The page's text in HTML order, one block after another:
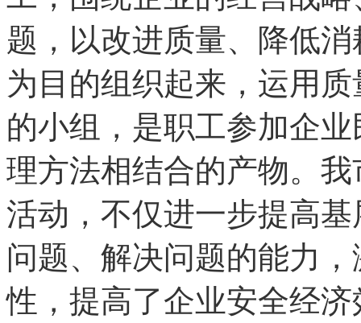
题，以改进质量、降低
为目的组织起来，运用
的小组，是职工参加企
理方法相结合的产物。
活动，不仅进一步提高
问题、解决问题的能力
性，提高了企业安全经